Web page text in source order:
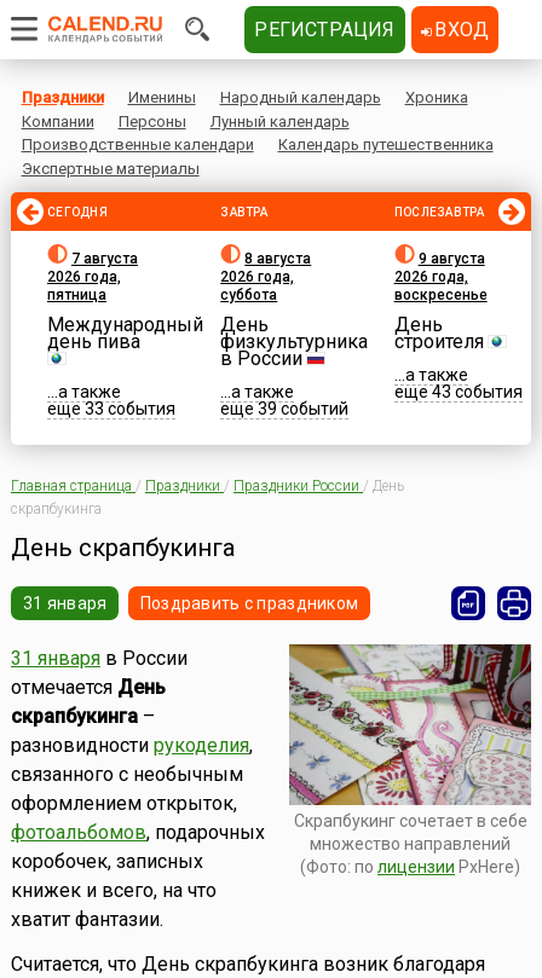
Праздники Именины Народный календарь
Хроника
Компании
Персоны
Лунный календарь
Производственные календари
Календарь путешественника
Экспертные материалы
СЕГОДНЯ
7 августа
2026 года,
пятница
Международный
день пива
...а также
еще 33 события
ЗАВТРА
8 августа
2026 года,
суббота
День
физкультурника
в России
...а также
еще 39 событий
ПОСЛЕЗАВТРА
9 августа
2026 года,
воскресенье
День
строителя
...а также
еще 43 события
Главная страница / Праздники / Праздники России / День
скрапбукинга
День скрапбукинга
31 января Поздравить с праздником
Скрапбукинг сочетает в себе
множество направлений
(Фото: полицензии PxHere)
31 январяв России
отмечается День
скрапбукинга–
разновидности рукоделия,
связанного с необычным
оформлением открыток,
фотоальбомов, подарочных
коробочек, записных
книжек и всего, на что
хватит фантазии.
Считается, что День скрапбукинга возник благодаря
РЕГИСТРАЦИЯ ВХОД